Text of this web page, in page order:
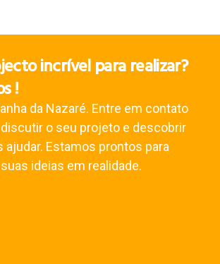
incrível para realizar?
!
da Nazaré. Entre em contato
o seu projeto e descobrir
ajudar. Estamos prontos para
ideias em realidade.